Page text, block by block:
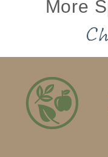
More